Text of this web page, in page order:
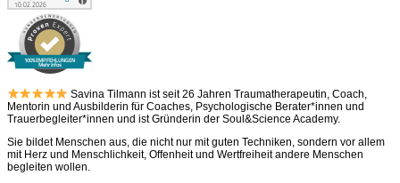
100% EMPFEHLUNGEN
Mehr Infos
Savina Tilmann ist seit 26 Jahren Traumatherapeutin, Coach,
Mentorin und Ausbilderin für Coaches, Psychologische Berater*innen und
Trauerbegleiter*innen und ist Gründerin der Soul&Science Academy.
Sie bildet Menschen aus, die nicht nur mit guten Techniken, sondern vor allem
mit Herz und Menschlichkeit, Offenheit und Wertfreiheit andere Menschen
begleiten wollen.